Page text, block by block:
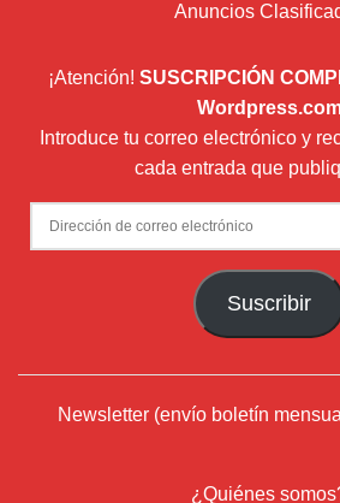
Anuncios
¡Atención! SUSCRIPCIÓN
Introduce tu correo electrónico y
cada entrada que
Dirección
de
Suscribir
Newsletter (envío boletín
¿Quiénes